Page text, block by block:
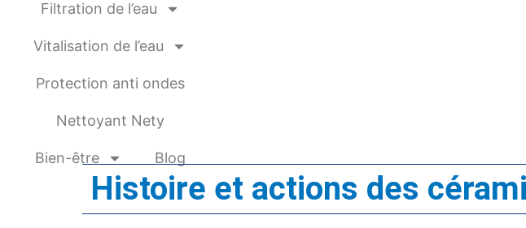
Filtration de l’eau
Vitalisation de l’eau
Protection anti ondes
Nettoyant Nety
Bien-être Blog
Histoire et actions des